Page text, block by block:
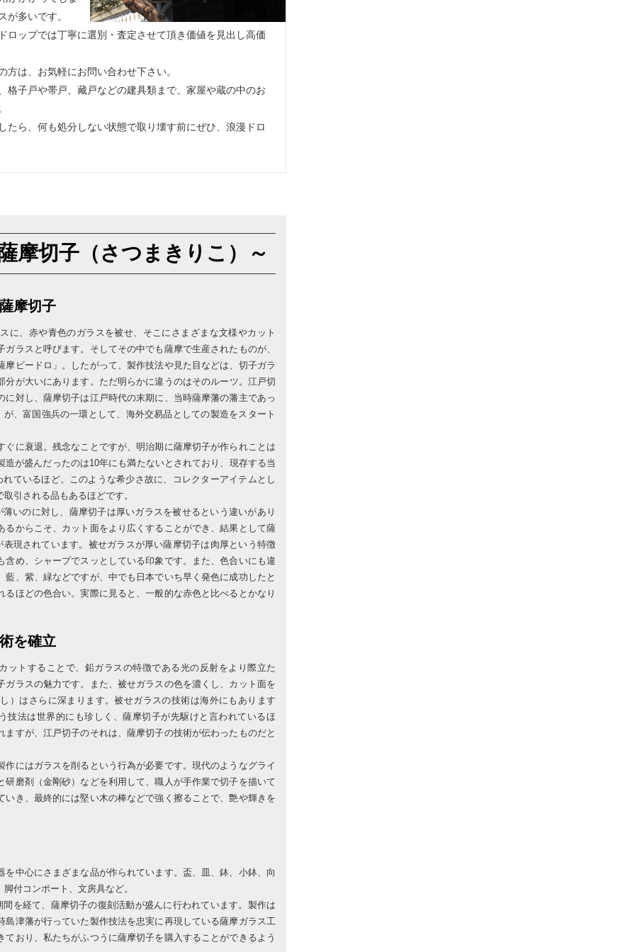
が多いです。
ロップでは丁寧に選別・査定させて頂き価値を見出し高価
は、お気軽にお問い合わせ下さい。
格子戸や帯戸、藏戸などの建具類まで、家屋や蔵の中のお
たら、何も処分しない状態で取り壊す前にぜひ、浪漫ドロ
摩切子（さつまきりこ）～
摩切子
に、赤や青色のガラスを被せ、そこにさまざまな文様やカット
ラスと呼びます。そしてその中でも薩摩で生産されたものが、
ビードロ」。したがって、製作技法や見た目などは、切子ガラ
分が大いにあります。ただ明らかに違うのはそのルーツ。江戸切
対し、薩摩切子は江戸時代の末期に、当時薩摩藩の藩主であっ
、富国強兵の一環として、海外交易品としての製造をスタート
に衰退。残念なことですが、明治期に薩摩切子が作られことは
が盛んだったのは10年にも満たないとされており、現存する当
ているほど。このような希少さ故に、コレクターアイテムとし
引される品もあるほどです。
いのに対し、薩摩切子は厚いガラスを被せるという違いがあり
るからこそ、カット面をより広くすることができ、結果として薩
表現されています。被せガラスが厚い薩摩切子は肉厚という特徴
め、シャープでスッとしている印象です。また、色合いにも違
、紫、緑などですが、中でも日本でいち早く発色に成功したと
ほどの色合い。実際に見ると、一般的な赤色と比べるとかなり
を確立
ットすることで、鉛ガラスの特徴である光の反射をより際立た
ラスの魅力です。また、被せガラスの色を濃くし、カット面を
）はさらに深まります。被せガラスの技術は海外にもあります
技法は世界的にも珍しく、薩摩切子が先駆けと言われているほ
すが、江戸切子のそれは、薩摩切子の技術が伝わったものだと
にはガラスを削るという行為が必要です。現代のようなグライ
磨剤（金剛砂）などを利用して、職人が手作業で切子を描いて
き、最終的には堅い木の棒などで強く擦ることで、艶や輝きを
中心にさまざまな品が作られています。盃、皿、鉢、小鉢、向
付コンポート、文房具など。
を経て、薩摩切子の復刻活動が盛んに行われています。製作は
島津藩が行っていた製作技法を忠実に再現している薩摩ガラス工
おり、私たちがふつうに薩摩切子を購入することができるよう